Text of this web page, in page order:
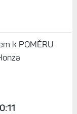
k POMĚRU